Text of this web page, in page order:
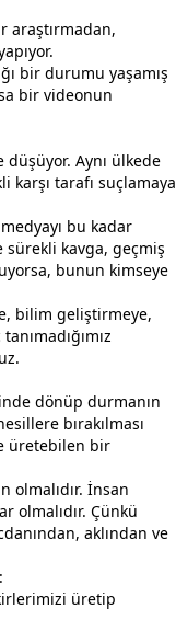
araştırmadan,
bir durumu yaşamış
bir videonun
Aynı ülkede
tarafı suçlamaya
bu kadar
sürekli kavga, geçmiş
bunun kimseye
bilim geliştirmeye,
dönüp durmanın
bırakılması
üretebilen bir
olmalıdır. İnsan
olmalıdır. Çünkü
aklından ve
üretip